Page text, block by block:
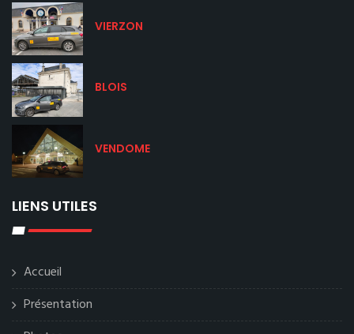
VIERZON
BLOIS
VENDOME
LIENS UTILES
Accueil
Présentation